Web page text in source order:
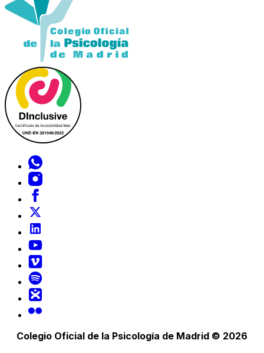
Colegio Oficial de la Psicología de Madrid © 2026